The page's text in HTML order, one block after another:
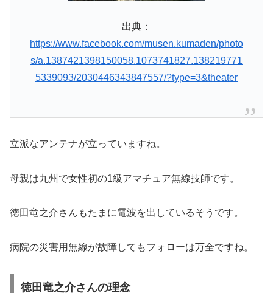
出典：
https://www.facebook.com/musen.kumaden/photo
s/a.1387421398150058.1073741827.138219771
5339093/2030446343847557/?type=3&theater
立派なアンテナが立っていますね。
母親は九州で女性初の1級アマチュア無線技師です。
徳田竜之介さんもたまに電波を出しているそうです。
病院の災害用無線が故障してもフォローは万全ですね。
徳田竜之介さんの理念